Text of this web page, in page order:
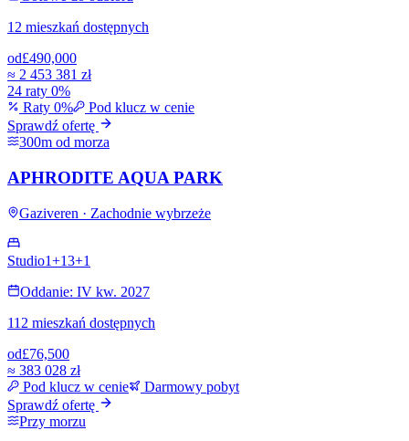
12 mieszkań dostępnych
od£490,000
≈ 2 453 381 zł
24 raty 0%
Raty 0%
Pod klucz w cenie
Sprawdź ofertę
300m od morza
APHRODITE AQUA PARK
Gaziveren · Zachodnie wybrzeże
Studio1+13+1
Oddanie: IV kw. 2027
112 mieszkań dostępnych
od£76,500
≈ 383 028 zł
Pod klucz w cenie
Darmowy pobyt
Sprawdź ofertę
Przy morzu